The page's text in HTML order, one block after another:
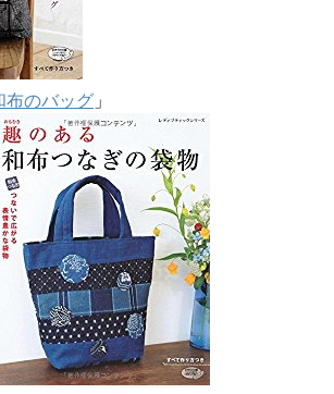
布のバッグ 」